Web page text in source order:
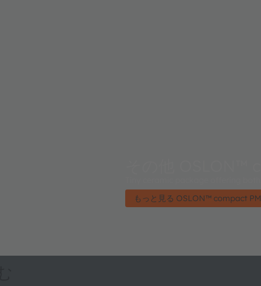
もっと見る OSLON™ compact PM